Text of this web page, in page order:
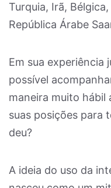
Turquia, Irã,
República Árabe
Em sua experiência
possível
maneira muito
suas posições para
deu?
A ideia do uso da